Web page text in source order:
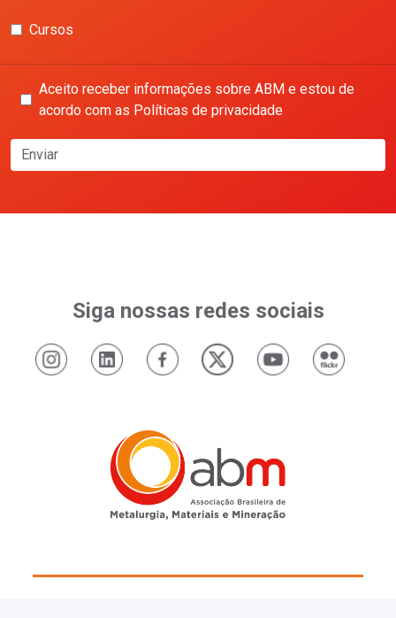
Cursos
Aceito receber informações sobre ABM e estou de
acordo com as Políticas de privacidade
Enviar
Siga nossas redes sociais